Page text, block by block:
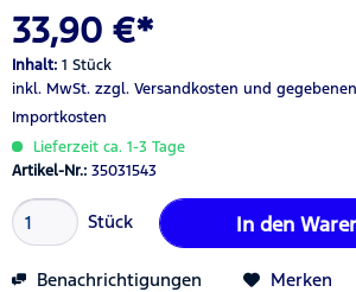
33,90 €*
Inhalt: 1 Stück
inkl. MwSt. zzgl. Versandkosten und
Importkosten
Lieferzeit ca. 1-3 Tage
Artikel-Nr.: 35031543
Stück In den
Benachrichtigungen Merken